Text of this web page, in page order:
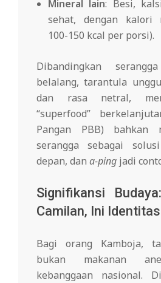
Mineral lain: Besi,
sehat, dengan kalori
100-150 kcal per porsi).
Dibandingkan
belalang, tarantula
dan rasa netral,
“superfood”
Pangan PBB) bahkan
serangga sebagai
depan, dan a-ping jadi
Signifikansi
Camilan, Ini
Bagi orang Kamboja,
bukan makanan
kebanggaan nasional.